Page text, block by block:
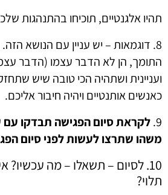
תהיו אלגנטיים, תוכיחו
8. דוגמאות –
יש עניין עם הנושא
התומך, הן לא הדבר עצמו (הדבר
ועניינית ושתהיה הכי טובה שיש
כאנשים אותנטיים ויהיה חיבור אליכם.
9. לקראת סיום הפגישה תבדקו
משהו שתרצו לעשות לפני סיום
10. לסיום – תשאלו – מה
תלוי?